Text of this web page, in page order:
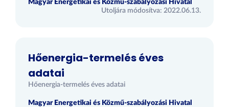
Magyar Energetikai és Közmű-szabályozási Hivatal
Utoljára módosítva: 2022.06.13.
Hőenergia-termelés éves
adatai
Hőenergia-termelés éves adatai
Magyar Energetikai és Közmű-szabályozási Hivatal